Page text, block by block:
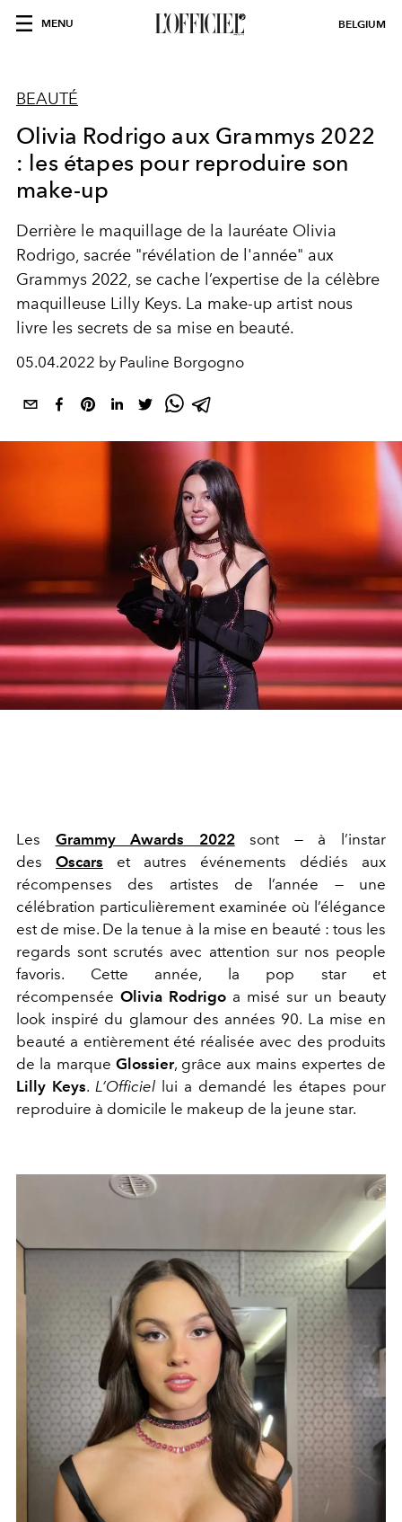
MENU BELGIUM
BEAUTÉ
Olivia Rodrigo aux Grammys 2022
: les étapes pour reproduire son
make-up
Derrière le maquillage de la lauréate Olivia
Rodrigo, sacrée "révélation de l'année" aux
Grammys 2022, se cache l’expertise de la célèbre
maquilleuse Lilly Keys. La make-up artist nous
livre les secrets de sa mise en beauté.
05.04.2022 by Pauline Borgogno
Les Grammy Awards 2022sont — à l’instar
des Oscars et autres événements dédiés aux
récompenses des artistes de l’année — une
célébration particulièrement examinée où l’élégance
est de mise. De la tenue à la mise en beauté : tous les
regards sont scrutés avec attention sur nos people
favoris. Cette année, la pop star et
récompensée Olivia Rodrigo a misé sur un beauty
look inspiré du glamour des années 90. La mise en
beauté a entièrement été réalisée avec des produits
de la marque Glossier, grâce aux mains expertes de
Lilly Keys. L’Officiel lui a demandé les étapes pour
reproduire à domicile le makeup de la jeune star.